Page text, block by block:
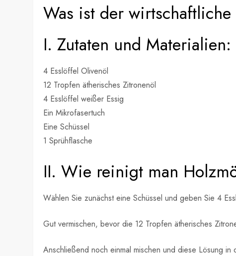
Was ist der
I. Zutaten und Materialien:
4 Esslöffel Olivenöl
12 Tropfen ätherisches Zitronenöl
4 Esslöffel weißer Essig
Ein Mikrofasertuch
Eine Schüssel
1 Sprühflasche
II. Wie reinigt man
Wählen Sie zunächst eine Schüssel und geben Sie 4
Gut vermischen, bevor die 12 Tropfen ätherisches
Anschließend noch einmal mischen und diese Lösung in